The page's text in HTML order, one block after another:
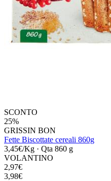
SCONTO
25%
GRISSIN BON
Fette Biscottate cereali 860g
3,45€/Kg · Qta 860 g
VOLANTINO
2,97€
3,98€